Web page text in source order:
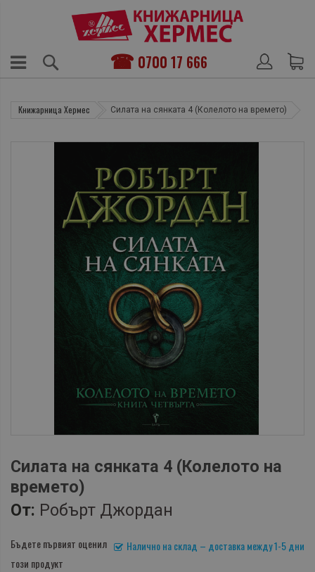
0700 17 666
Книжарница Хермес Силата на сянката 4 (Колелото на времето)
Силата на сянката 4 (Колелото на
времето)
От: Робърт Джордан
Налично на склад – доставка между 1-5 дни
Бъдете първият оценил
този продукт